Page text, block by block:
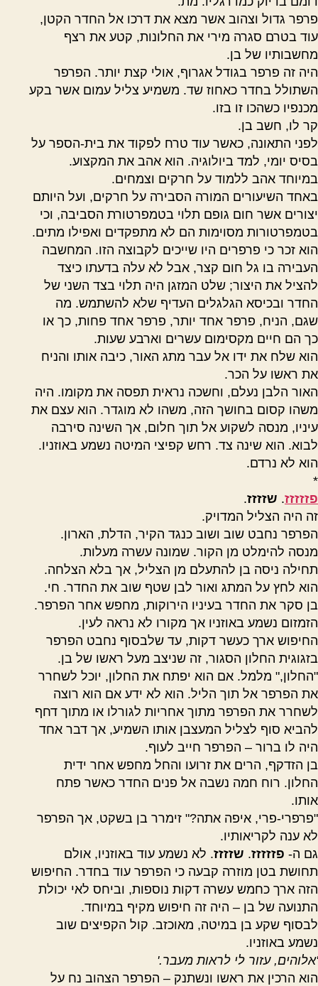
פרפר גדול וצהוב אשר מצא את דרכו אל החדר הקטן,
עוד בטרם סגרה מירי את החלונות, קטע את רצף
מחשבותיו של בן.
היה זה פרפר בגודל אגרוף, אולי קצת יותר. הפרפר
השתולל בחדר כאחוז שד. משמיע צליל עמום אשר בקע
מכנפיו כשהכו זו בזו.
קר לו, חשב בן.
לפני התאונה, כאשר עוד טרח לפקוד את בית-הספר על
בסיס יומי, למד ביולוגיה. הוא אהב את המקצוע.
במיוחד אהב ללמוד על חרקים וצמחים.
באחד השיעורים המורה הסבירה על חרקים, ועל היותם
יצורים אשר חום גופם תלוי בטמפרטורת הסביבה, וכי
בטמפרטורות מסוימות הם לא מתפקדים ואפילו מתים.
הוא זכר כי פרפרים היו שייכים לקבוצה הזו. המחשבה
העבירה בו גל חום קצר, אבל לא עלה בדעתו כיצד
להציל את היצור; שלט המזגן היה תלוי בצד השני של
החדר ובכיסא הגלגלים העדיף שלא להשתמש. מה
שגם, הניח, פרפר אחד יותר, פרפר אחד פחות, כך או
כך הם חיים מקסימום עשרים וארבע שעות.
הוא שלח את ידו אל עבר מתג האור, כיבה אותו והניח
את ראשו על הכר.
האור הלבן נעלם, וחשכה נראית תפסה את מקומו. היה
משהו קסום בחושך הזה, משהו לא מוגדר. הוא עצם את
עיניו, מנסה לשקוע אל תוך חלום, אך השינה סירבה
לבוא. הוא שינה צד. רחש קפיצי המיטה נשמע באוזניו.
הוא לא נרדם.
*
פזזזזז. שזזזז.
זה היה הצליל המדויק.
הפרפר נחבט שוב ושוב כנגד הקיר, הדלת, הארון.
מנסה להימלט מן הקור. שמונה עשרה מעלות.
תחילה ניסה בן להתעלם מן הצליל, אך בלא הצלחה.
הוא לחץ על המתג ואור לבן שטף שוב את החדר. חי.
בן סקר את החדר בעיניו הירוקות, מחפש אחר הפרפר.
הזמזום נשמע באוזניו אך מקורו לא נראה לעין.
החיפוש ארך כעשר דקות, עד שלבסוף נחבט הפרפר
בזגוגית החלון הסגור, זה שניצב מעל ראשו של בן.
"החלון," מלמל. אם הוא יפתח את החלון, יוכל לשחרר
את הפרפר אל תוך הליל. הוא לא ידע אם הוא רוצה
לשחרר את הפרפר מתוך אחריות לגורלו או מתוך דחף
להביא סוף לצליל המעצבן אותו השמיע, אך דבר אחד
היה לו ברור – הפרפר חייב לעוף.
בן הזדקף, הרים את זרועו והחל מחפש אחר ידית
החלון. רוח חמה נשבה אל פנים החדר כאשר פתח
אותו.
"פרפרי-פרי, איפה אתה?" זימרר בן בשקט, אך הפרפר
לא ענה לקריאותיו.
גם ה- פזזזזז. שזזזז. לא נשמע עוד באוזניו, אולם
תחושת בטן מוזרה קבעה כי הפרפר עוד בחדר. החיפוש
הזה ארך כחמש עשרה דקות נוספות, וביחס לאי יכולת
התנועה של בן – היה זה חיפוש מקיף במיוחד.
לבסוף שקע בן במיטה, מאוכזב. קול הקפיצים שוב
נשמע באוזניו.
'אלוהים, עזור לי לראות מעבר.'
הוא הרכין את ראשו ונשתנק – הפרפר הצהוב נח על